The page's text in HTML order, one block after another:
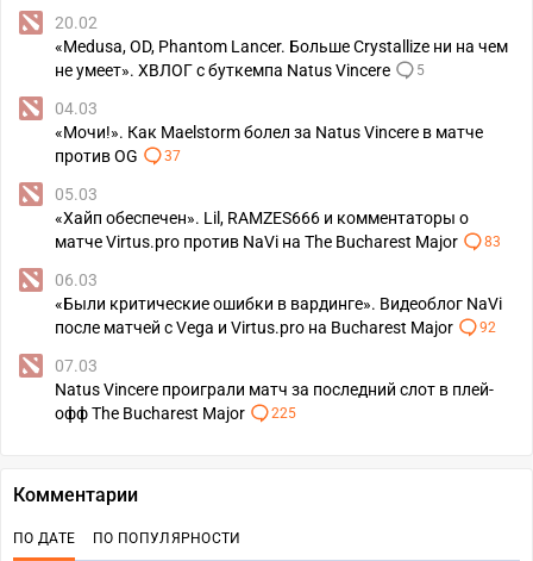
20.02
«Medusa, OD, Phantom Lancer. Больше Crystallize ни на чем
не умеет». ХВЛОГ с буткемпа Natus Vincere
5
04.03
«Мочи!». Как Maelstorm болел за Natus Vincere в матче
против OG
37
05.03
«Хайп обеспечен». Lil, RAMZES666 и комментаторы о
матче Virtus.pro против NaVi на The Bucharest Major
83
06.03
«Были критические ошибки в вардинге». Видеоблог NaVi
после матчей с Vega и Virtus.pro на Bucharest Major
92
07.03
Natus Vincere проиграли матч за последний слот в плей-
офф The Bucharest Major
225
Комментарии
ПО ДАТЕ ПО ПОПУЛЯРНОСТИ